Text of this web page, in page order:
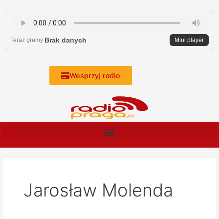
content
Teraz gramy:Brak danych Mini player
Wesprzyj radio
Jarosław Molenda